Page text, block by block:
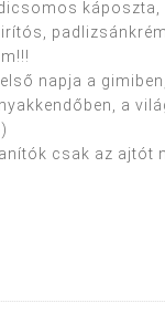
káposzta,
napja a
a
csak az ajtót